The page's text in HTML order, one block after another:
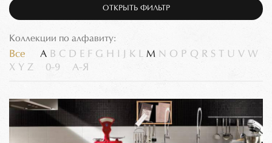
ОТКРЫТЬ ФИЛЬТР
Коллекции по алфавиту:
Все A B C D E F G H K L M N O P Q R S U V W
X Y Z 0-9 А-Я